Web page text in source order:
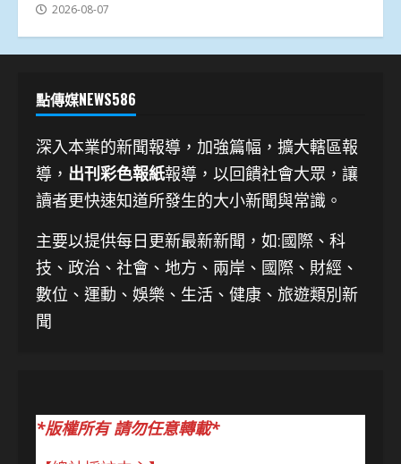
2026-08-07
點傳媒NEWS586
深入本業的新聞報導，加強篇幅，擴大轄區報
導， 出刊彩色報紙報導，以回饋社會大眾，讓
讀者更快速知道所發生的大小新聞與常識。
主要以提供每日更新最新新聞 ，如:國際、科
技、 政治、社會、地方、兩岸、國際、財經、
數位、運動、娛樂、生活、健康、旅遊類別新
聞
*版權所有 請勿任意轉載*